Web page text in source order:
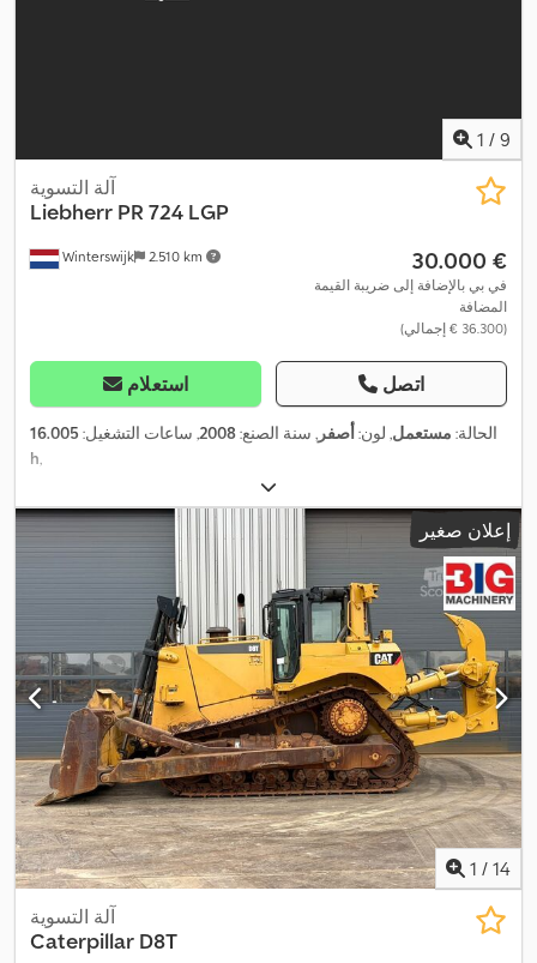
1 / 9
Winterswijk 2.510 km
آلة التسوية
Liebherr PR 724 LGP
‏30.000 €
في بي بالإضافة إلى ضريبة القيمة
المضافة
(‏36.300 € إجمالي)
استعلام اتصل
الحالة: مستعمل, لون: أصفر , سنة الصنع:2008, ساعات التشغيل: 16.005
h,
إعلان صغير
1 / 14
آلة التسوية
Caterpillar D8T